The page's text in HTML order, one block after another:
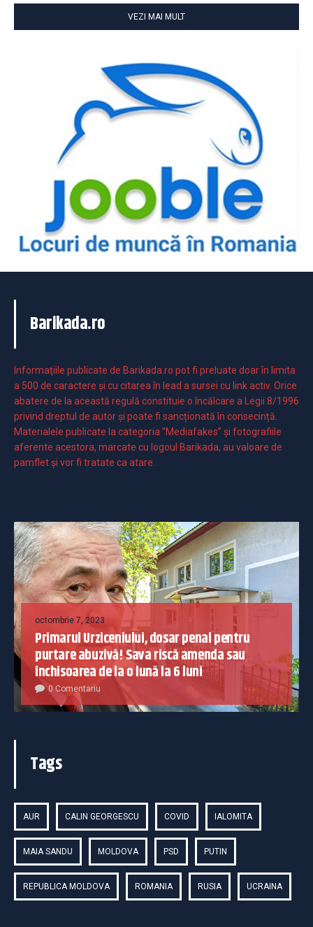
VEZI MAI MULT
Barikada.ro
Informaţiile publicate de Barikada.ro pot fi preluate doar în limita
a 500 de caractere şi cu citarea în lead a sursei cu link activ. Orice
abatere de la această regulă constituie o încălcare a Legii 8/1996
privind dreptul de autor și poate fi sancționată în consecință.
Materialele publicate la categoria ”Mediafakes” și fotografiile
aferente acestora, marcate cu logoul Barikada, au valoare de
pamflet și vor fi tratate ca atare.
octombrie 7, 2023
Primarul Urziceniului, dosar penal pentru
purtare abuzivă! Sava riscă amenda sau
închisoarea de la o lună la 6 luni
0 Comentariu
Tags
AUR CALIN GEORGESCU COVID IALOMITA
MAIA SANDU MOLDOVA PSD PUTIN
REPUBLICA MOLDOVA ROMANIA RUSIA UCRAINA